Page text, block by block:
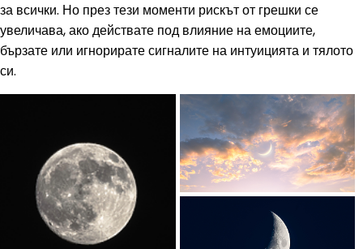
за всички. Но през тези моменти рискът от грешки се
увеличава, ако действате под влияние на емоциите,
бързате или игнорирате сигналите на интуицията и тялото
си.